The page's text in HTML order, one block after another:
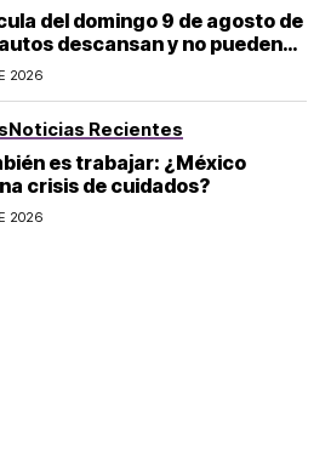
del domingo 9 de agosto de
descansan y no pueden
y el Estado de México; estos
2026
Noticias Recientes
es trabajar: ¿México
crisis de cuidados?
2026